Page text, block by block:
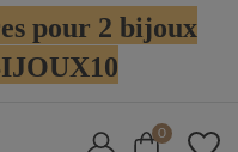
pour 2 bijoux
0